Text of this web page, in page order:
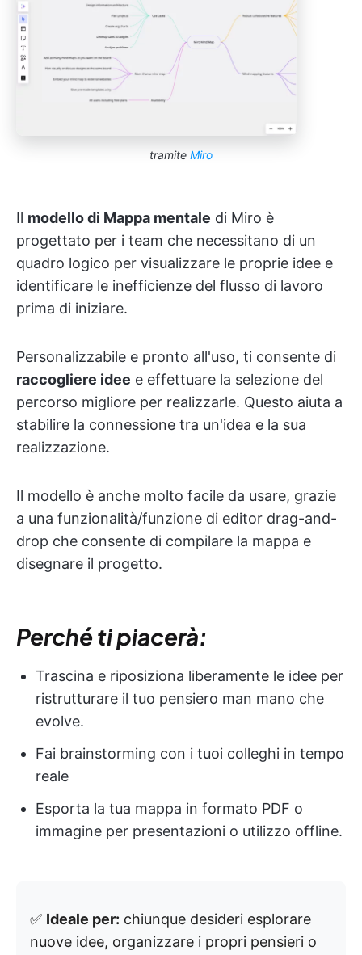
tramite Miro
Il modello di Mappa mentale di Miro è
progettato per i team che necessitano di un
quadro logico per visualizzare le proprie idee e
identificare le inefficienze del flusso di lavoro
prima di iniziare.
Personalizzabile e pronto all'uso, ti consente di
raccogliere idee e effettuare la selezione del
percorso migliore per realizzarle. Questo aiuta a
stabilire la connessione tra un'idea e la sua
realizzazione.
Il modello è anche molto facile da usare, grazie
a una funzionalità/funzione di editor drag-and-
drop che consente di compilare la mappa e
disegnare il progetto.
Perché ti piacerà:
Trascina e riposiziona liberamente le idee per
ristrutturare il tuo pensiero man mano che
evolve.
Fai brainstorming con i tuoi colleghi in tempo
reale
Esporta la tua mappa in formato PDF o
immagine per presentazioni o utilizzo offline.
✅ Ideale per: chiunque desideri esplorare
nuove idee, organizzare i propri pensieri o